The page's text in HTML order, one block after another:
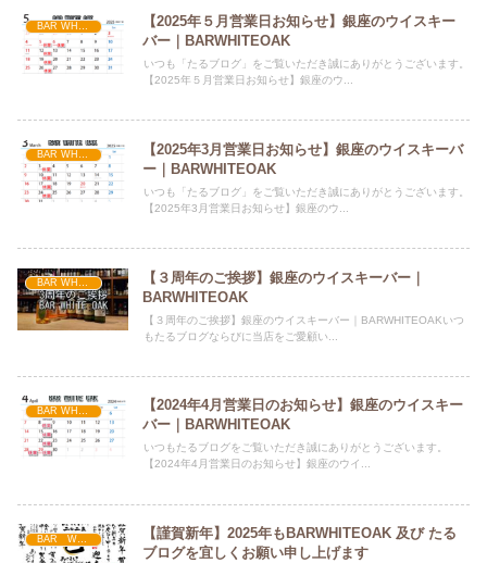
【2025年５月営業日お知らせ】銀座のウイスキー
バー｜BARWHITEOAK
いつも「たるブログ」をご覧いただき誠にありがとうございます。
【2025年５月営業日お知らせ】銀座のウ...
【2025年3月営業日お知らせ】銀座のウイスキーバ
ー｜BARWHITEOAK
いつも「たるブログ」をご覧いただき誠にありがとうございます。
【2025年3月営業日お知らせ】銀座のウ...
【３周年のご挨拶】銀座のウイスキーバー｜
BARWHITEOAK
【３周年のご挨拶】銀座のウイスキーバー｜BARWHITEOAKいつ
もたるブログならびに当店をご愛顧い...
【2024年4月営業日のお知らせ】銀座のウイスキー
バー｜BARWHITEOAK
いつもたるブログをご覧いただき誠にありがとうございます。
【2024年4月営業日のお知らせ】銀座のウイ...
【謹賀新年】2025年もBARWHITEOAK 及び たる
ブログを宜しくお願い申し上げます